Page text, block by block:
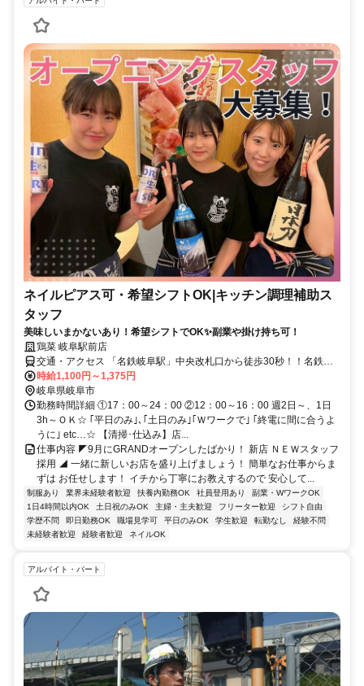
ネイルピアス可・希望シフトOK|キッチン調理補助ス
タッフ
美味しいまかないあり！希望シフトでOK✨副業や掛け持ち可！
鶏菜 岐阜駅前店
交通・アクセス 「名鉄岐阜駅」中央改札口から徒歩30秒！！名鉄各
務原線/名鉄名古屋本線「名鉄岐阜駅」徒歩2分＊めっちゃ楽しくて面
白いバイト先！希望シフト応相談！自分らしく働けます！
時給1,100円～1,375円
岐阜県岐阜市
勤務時間詳細 ①17：00～24：00 ②12：00～16：00 週2日～、1日
3h～ＯＫ☆ ｢平日のみ｣､｢土日のみ｣｢Ｗワークで｣ ｢終電に間に合うよ
うに｣ etc…☆ 【清掃･仕込み】店...
仕事内容 ◤9月にGRANDオープンしたばかり！ 新店 ＮＥＷスタッフ
採用 ◢ 一緒に新しいお店を盛り上げましょう！ 簡単なお仕事からま
ずは お任せします！ イチから丁寧にお教えするので 安心して...
制服あり 業界未経験者歓迎 扶養内勤務OK 社員登用あり
副業・WワークOK
1日4時間以内OK
土日祝のみOK 主婦・主夫歓迎 フリーター歓迎
シフト自由
学歴不問
即日勤務OK 職場見学可 平日のみOK 学生歓迎 転勤なし
経験不問
未経験者歓迎
経験者歓迎 ネイルOK
アルバイト・パート